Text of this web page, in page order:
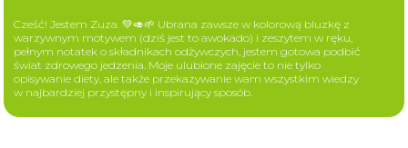
Cześć! Jestem Zuza. 💚🥑🌱 Ubrana zawsze w kolorową bluzkę z
warzywnym motywem (dziś jest to awokado) i zeszytem w ręku,
pełnym notatek o składnikach odżywczych, jestem gotowa podbić
świat zdrowego jedzenia. Moje ulubione zajęcie to nie tylko
opisywanie diety, ale także przekazywanie wam wszystkim wiedzy
w najbardziej przystępny i inspirujący sposób.